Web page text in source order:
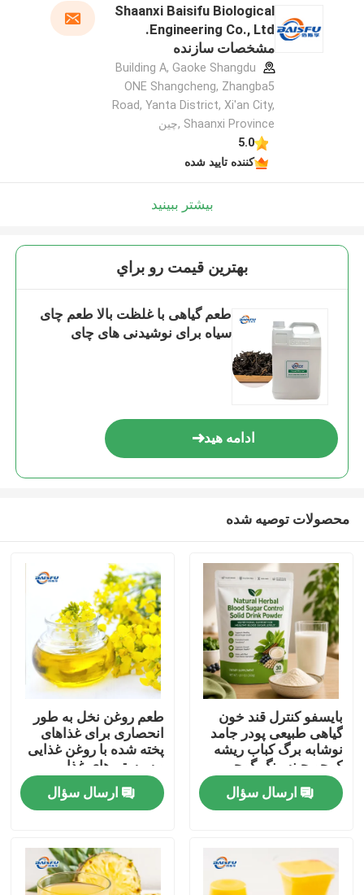
خونه
ویدیو
Shaanxi Baisifu Biological
Engineering Co., Ltd.
مشخصات سازنده
Building A, Gaoke Shangdu
ONE Shangcheng, Zhangba5
Road, Yanta District, Xi'an City,
Shaanxi Province ,چین
5.0
کننده تایید شده
بیشتر ببینید
بهترين قيمت رو براي
طعم گیاهی با غلظت بالا طعم چای
سیاه برای نوشیدنی های چای
ادامه هید
محصولات توصیه شده
بایسفو کنترل قند خون
گیاهی طبیعی پودر جامد
نوشابه برگ کباب ریشه
کوجو جینسینگ گوجی
بیری دانه کاسیا برای
حمایت از قند خون سالم
ارسال سؤال
طعم روغن نخل به طور
انحصاری برای غذاهای
پخته شده با روغن غذایی
و سیستم های غذایی
پخت و پز چینی توسعه
یافته استارسال سؤال